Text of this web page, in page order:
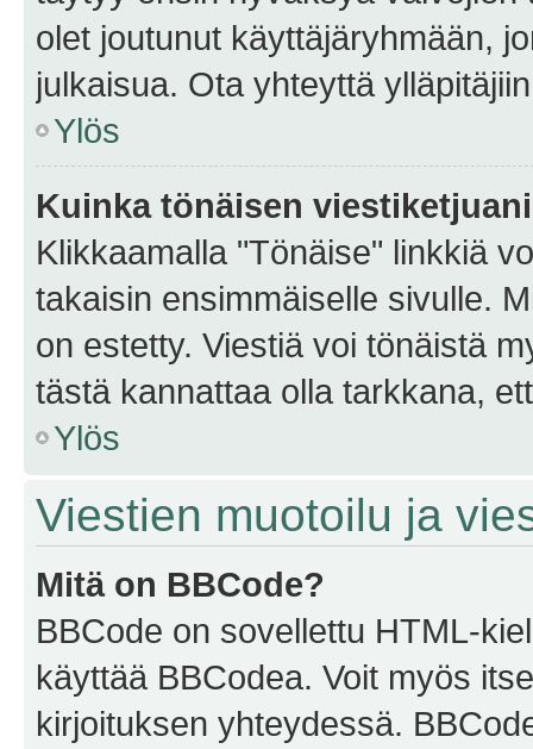
olet joutunut käyttäjäryhmään,
julkaisua. Ota yhteyttä
Ylös
Kuinka tönäisen
Klikkaamalla "Tönäise" linkkiä
takaisin ensimmäiselle sivulle.
on estetty. Viestiä voi tönäistä
tästä kannattaa olla tarkkana,
Ylös
Viestien muotoilu ja
Mitä on BBCode?
BBCode on sovellettu HTML-
käyttää BBCodea. Voit myös
kirjoituksen yhteydessä.